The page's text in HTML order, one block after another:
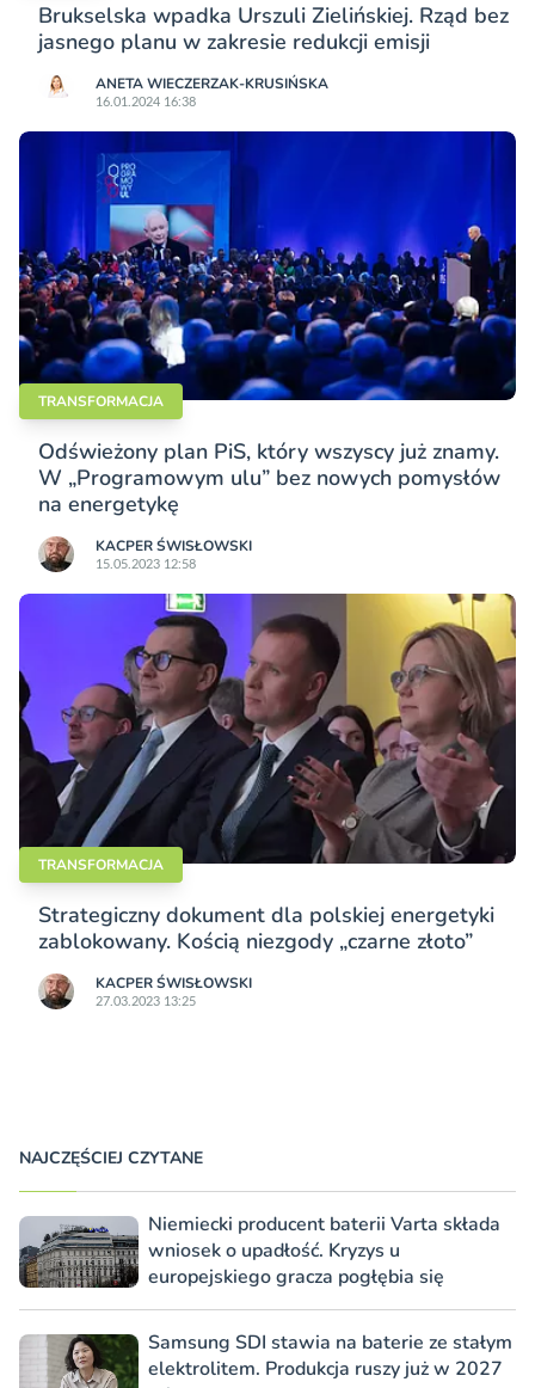
Brukselska wpadka Urszuli Zielińskiej. Rząd bez
jasnego planu w zakresie redukcji emisji
ANETA WIECZERZAK-KRUSIŃSKA
16.01.2024 16:38
TRANSFORMACJA
Odświeżony plan PiS, który wszyscy już znamy.
W „Programowym ulu” bez nowych pomysłów
na energetykę
KACPER ŚWISŁO­WSKI
15.05.2023 12:58
TRANSFORMACJA
Strategiczny dokument dla polskiej energetyki
zablokowany. Kością niezgody „czarne złoto”
KACPER ŚWISŁO­WSKI
27.03.2023 13:25
NAJCZĘŚCIEJ CZYTANE
Niemiecki producent baterii Varta składa
wniosek o upadłość. Kryzys u
europejskiego gracza pogłębia się
Samsung SDI stawia na baterie ze stałym
elektrolitem. Produkcja ruszy już w 2027